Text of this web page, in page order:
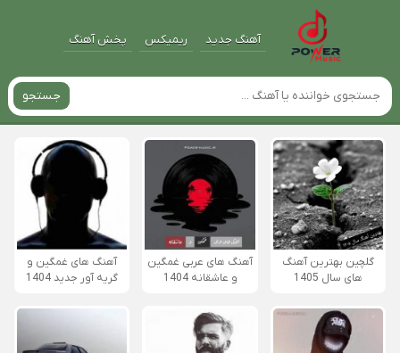
آهنگ جدید ریمیکس پخش آهنگ
جستجو
گلچین بهترین آهنگ
های سال 1405
آهنگ های عربی غمگین
و عاشقانه 1404
آهنگ های غمگین و
گریه آور جدید 1404